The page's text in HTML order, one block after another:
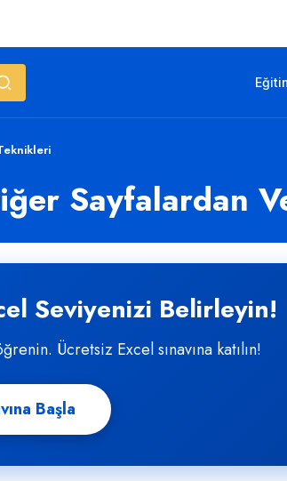
Sayfalardan
Seviyenizi Belirleyin!
Ücretsiz Excel sınavına katılın!
Başla